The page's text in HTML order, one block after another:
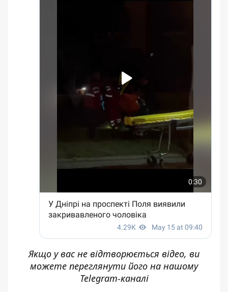
Якщо у вас не відтворюється відео, ви
можете переглянути його на нашому
Telegram-каналі